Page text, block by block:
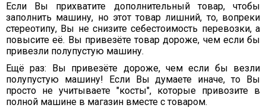
Если Вы прихватите дополнительный товар, чтобы
заполнить машину, но этот товар лишний, то, вопреки
стереотипу, Вы не снизите себестоимость перевозки, а
повысите её. Вы привезёте товар дороже, чем если бы
привезли полупустую машину.
Ещё раз: Вы привезёте дороже, чем если бы везли
полупустую машину! Если Вы думаете иначе, то Вы
просто не учитываете "косты", которые привозите в
полной машине в магазин вместе с товаром.